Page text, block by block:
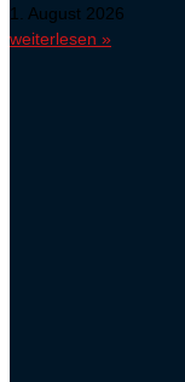
1. August 2026
weiterlesen »